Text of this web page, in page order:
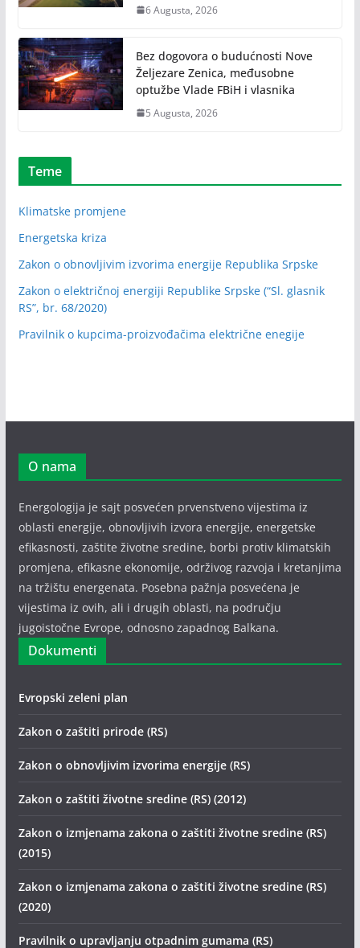
6 Augusta, 2026
Bez dogovora o budućnosti Nove
Željezare Zenica, međusobne
optužbe Vlade FBiH i vlasnika
5 Augusta, 2026
Teme
Klimatske promjene
Energetska kriza
Zakon o obnovljivim izvorima energije Republika Srpske
Zakon o električnoj energiji Republike Srpske (“Sl. glasnik
RS”, br. 68/2020)
Pravilnik o kupcima-proizvođačima električne enegije
O nama
Energologija je sajt posvećen prvenstveno vijestima iz
oblasti energije, obnovljivih izvora energije, energetske
efikasnosti, zaštite životne sredine, borbi protiv klimatskih
promjena, efikasne ekonomije, održivog razvoja i kretanjima
na tržištu energenata. Posebna pažnja posvećena je
vijestima iz ovih, ali i drugih oblasti, na području
jugoistočne Evrope, odnosno zapadnog Balkana.
Dokumenti
Evropski zeleni plan
Zakon o zaštiti prirode (RS)
Zakon o obnovljivim izvorima energije (RS)
Zakon o zaštiti životne sredine (RS) (2012)
Zakon o izmjenama zakona o zaštiti životne sredine (RS)
(2015)
Zakon o izmjenama zakona o zaštiti životne sredine (RS)
(2020)
Pravilnik o upravljanju otpadnim gumama (RS)